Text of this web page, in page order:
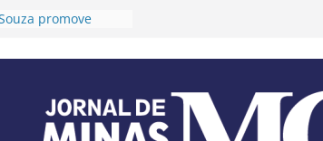
promove
públicas